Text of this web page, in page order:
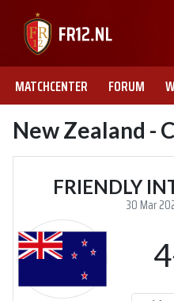
MATCHCENTER FORUM
New Zealand -
FRIENDLY
30 Mar